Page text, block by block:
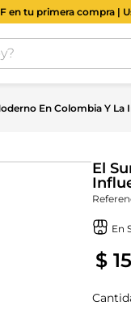
en tu primera compra |
En Colombia Y La
El
En
$ 15